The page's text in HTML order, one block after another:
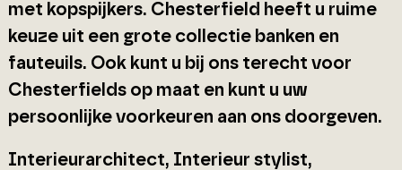
met kopspijkers. Chesterfield heeft u ruime
keuze uit een grote collectie banken en
fauteuils. Ook kunt u bij ons terecht voor
Chesterfields op maat en kunt u uw
persoonlijke voorkeuren aan ons doorgeven.
Interieurarchitect, Interieur stylist,